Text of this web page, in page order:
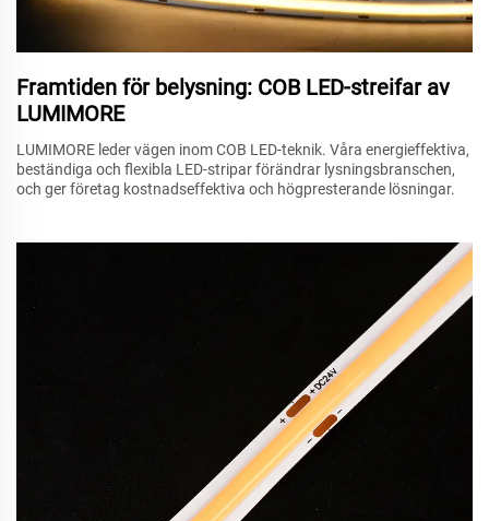
Framtiden för belysning: COB LED-streifar av
LUMIMORE
LUMIMORE leder vägen inom COB LED-teknik. Våra energieffektiva,
beständiga och flexibla LED-stripar förändrar lysningsbranschen,
och ger företag kostnadseffektiva och högpresterande lösningar.